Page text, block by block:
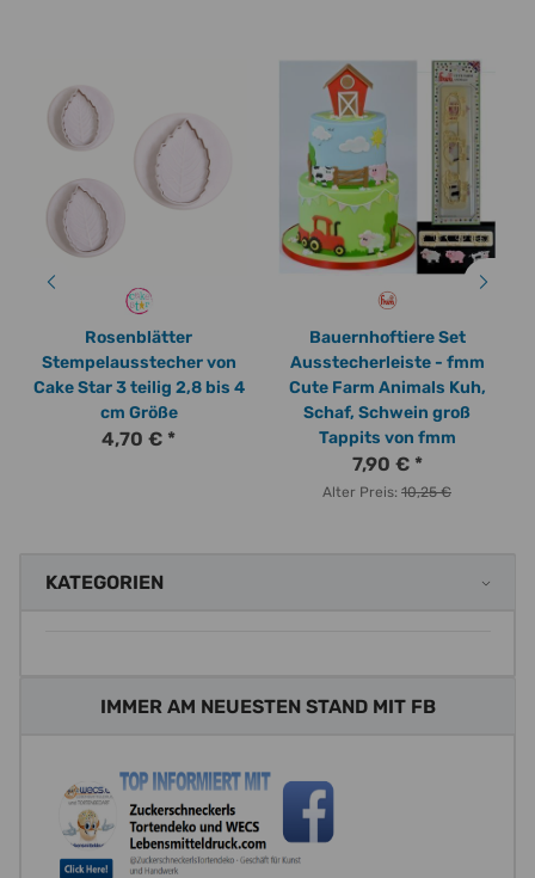
Rosenblätter
Stempelausstecher von
Cake Star 3 teilig 2,8 bis 4
cm Größe
4,70 € *
Bauernhoftiere Set
Ausstecherleiste - fmm
Cute Farm Animals Kuh,
Schaf, Schwein groß
Tappits von fmm
7,90 € *
Alter Preis: 10,25 €
KATEGORIEN
IMMER AM NEUESTEN STAND MIT FB